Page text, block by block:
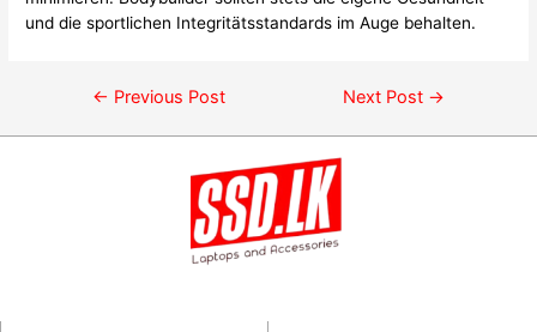
und die sportlichen Integritätsstandards im Auge behalten.
← Previous Post Next Post →